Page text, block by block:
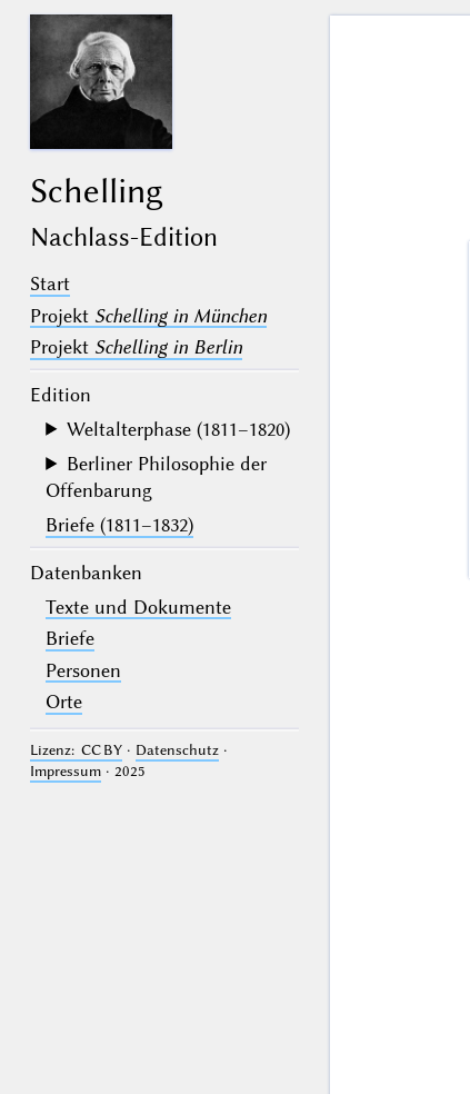
Schelling
Nachlass-Edition
Start
Projekt Schelling in München
Projekt Schelling in Berlin
Edition
Weltalterphase (1811–1820)
Berliner Philosophie der
Offenbarung
Briefe (1811–1832)
Datenbanken
Texte und Dokumente
Briefe
Personen
Orte
Lizenz: CC BY· Datenschutz·
Impressum· 2025